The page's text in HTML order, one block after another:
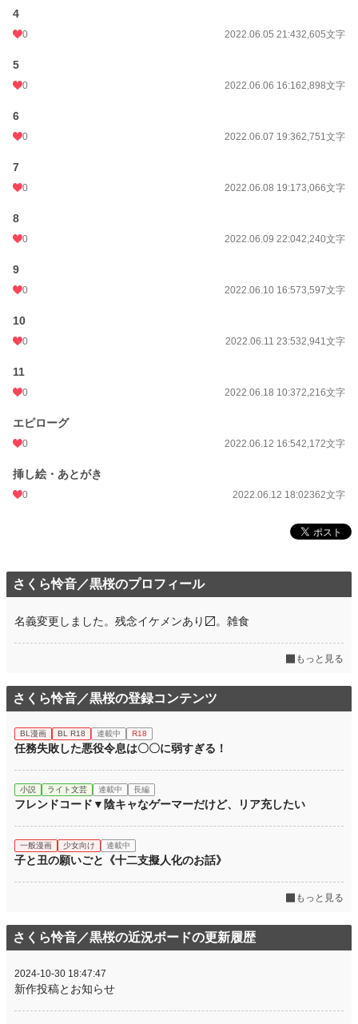
4
0 2022.06.05 21:432,605文字
5
0 2022.06.06 16:162,898文字
6
0 2022.06.07 19:362,751文字
7
0 2022.06.08 19:173,066文字
8
0 2022.06.09 22:042,240文字
9
0 2022.06.10 16:573,597文字
10
0 2022.06.11 23:532,941文字
11
0 2022.06.18 10:372,216文字
エピローグ
0 2022.06.12 16:542,172文字
挿し絵・あとがき
0 2022.06.12 18:02362文字
さくら怜音／黒桜のプロフィール
名義変更しました。残念イケメンあり〼。雑食
もっと見る
さくら怜音／黒桜の登録コンテンツ
BL漫画 BL R18 連載中 R18
任務失敗した悪役令息は〇〇に弱すぎる！
小説 ライト文芸 連載中 長編
フレンドコード▼陰キャなゲーマーだけど、リア充したい
一般漫画 少女向け 連載中
子と丑の願いごと《十二支擬人化のお話》
もっと見る
さくら怜音／黒桜の近況ボードの更新履歴
2024-10-30 18:47:47
新作投稿とお知らせ